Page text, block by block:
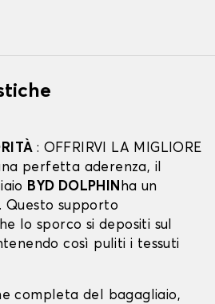
: OFFRIRVI LA MIGLIORE
perfetta aderenza, il
BYD DOLPHINha un
Questo supporto
lo sporco si depositi sul
così puliti i tessuti
completa del bagagliaio,